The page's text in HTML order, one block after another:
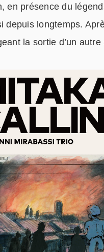
en présence du
depuis longtemps.
la sortie d’un autre